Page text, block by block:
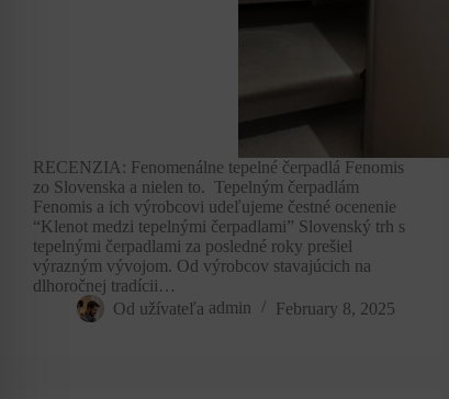
RECENZIA: Fenomenálne tepelné čerpadlá Fenomis
zo Slovenska a nielen to. Tepelným čerpadlám
Fenomis a ich výrobcovi udeľujeme čestné ocenenie
“Klenot medzi tepelnými čerpadlami” Slovenský trh s
tepelnými čerpadlami za posledné roky prešiel
výrazným vývojom. Od výrobcov stavajúcich na
dlhoročnej tradícii…
Od užívateľa admin February 8, 2025